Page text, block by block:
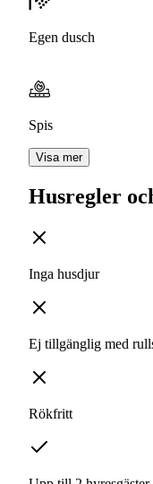
Egen dusch
Spis
Visa mer
Husregler
Inga husdjur
Ej tillgänglig med
Rökfritt